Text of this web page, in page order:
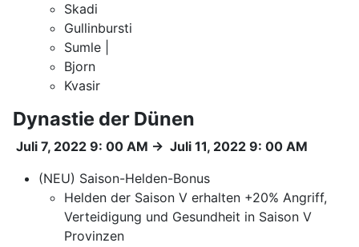
Skadi
Gullinbursti
Sumle |
Bjorn
Kvasir
Dynastie der Dünen
Juli 7, 2022 9: 00 AM → Juli 11, 2022 9: 00 AM
(NEU) Saison-Helden-Bonus
Helden der Saison V erhalten +20% Angriff,
Verteidigung und Gesundheit in Saison V
Provinzen